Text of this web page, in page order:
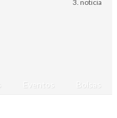
Eventos Bolsas
noticia